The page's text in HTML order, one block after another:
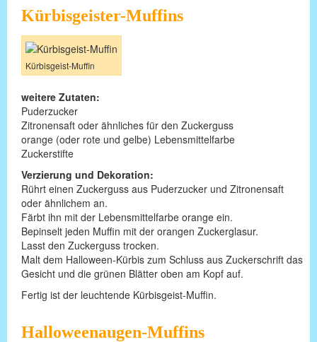
Kürbisgeister-Muffins
Kürbisgeist-Muffin
weitere Zutaten:
Puderzucker
Zitronensaft oder ähnliches für den Zuckerguss
orange (oder rote und gelbe) Lebensmittelfarbe
Zuckerstifte
Verzierung und Dekoration:
Rührt einen Zuckerguss aus Puderzucker und Zitronensaft
oder ähnlichem an.
Färbt ihn mit der Lebensmittelfarbe orange ein.
Bepinselt jeden Muffin mit der orangen Zuckerglasur.
Lasst den Zuckerguss trocken.
Malt dem Halloween-Kürbis zum Schluss aus Zuckerschrift das
Gesicht und die grünen Blätter oben am Kopf auf.
Fertig ist der leuchtende Kürbisgeist-Muffin.
Halloweenaugen-Muffins